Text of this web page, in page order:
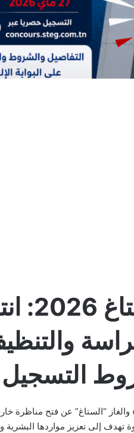
التسجيل
إلى تعزيز مواردها البشرية